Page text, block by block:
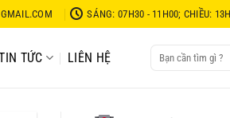
SÁNG: 07H30 - 11H00; CHIỀU:
TỨC LIÊN HỆ